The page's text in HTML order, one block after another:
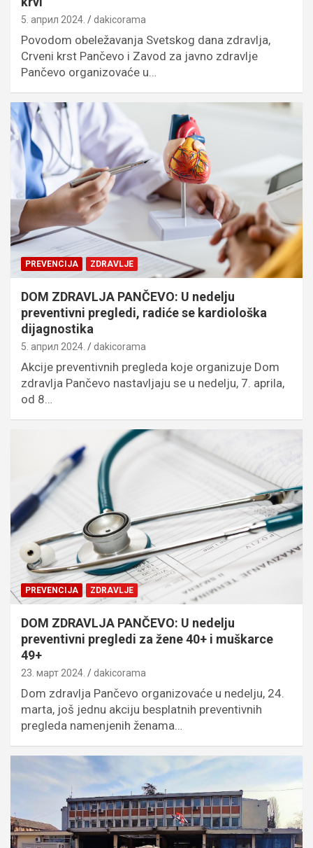
5. април 2024. dakicorama
Povodom obeležavanja Svetskog dana zdravlja,
Crveni krst Pančevo i Zavod za javno zdravlje
Pančevo organizovaće u…
PREVENCIJA ZDRAVLJE
DOM ZDRAVLJA PANČEVO: U nedelju
preventivni pregledi, radiće se kardiološka
dijagnostika
5. април 2024. dakicorama
Akcije preventivnih pregleda koje organizuje Dom
zdravlja Pančevo nastavljaju se u nedelju, 7. aprila,
od 8…
PREVENCIJA ZDRAVLJE
DOM ZDRAVLJA PANČEVO: U nedelju
preventivni pregledi za žene 40+ i muškarce
49+
23. март 2024. dakicorama
Dom zdravlja Pančevo organizovaće u nedelju, 24.
marta, još jednu akciju besplatnih preventivnih
pregleda namenjenih ženama…